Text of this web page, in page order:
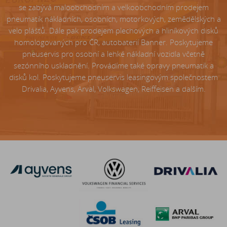
se zabývá maloobchodním a velkoobchodním prodejem
pneumatik nákladních, osobních, motorkových, zemědělských a
velo plášťů. Dále pak prodejem plechových a hliníkových disků
homologovaných pro ČR, autobaterií Banner. Poskytujeme
pneuservis pro osobní a lehké nákladní vozidla včetně
sezónního uskladnění. Provádíme také opravy pneumatik a
disků kol. Poskytujeme pneuservis leasingovým společnostem
Drivalia, Ayvens, Arval, Volkswagen, Reiffeisen a dalším.